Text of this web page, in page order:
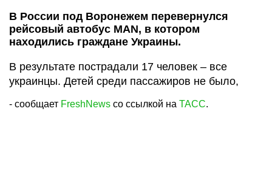
В России под Воронежем перевернулся
рейсовый автобус MAN, в котором
находились граждане Украины.
В результате пострадали 17 человек – все
украинцы. Детей среди пассажиров не было,
- сообщает FreshNews со ссылкой на ТАСС.